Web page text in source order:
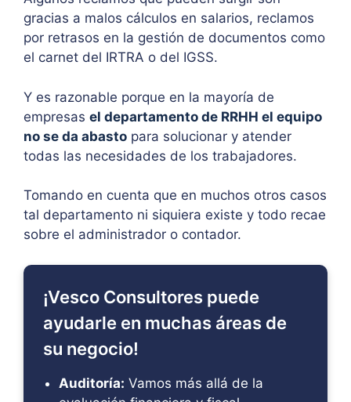
gracias a malos cálculos en salarios, reclamos
por retrasos en la gestión de documentos como
el carnet del IRTRA o del IGSS.
Y es razonable porque en la mayoría de
empresas el departamento de RRHH el equipo
no se da abasto para solucionar y atender
todas las necesidades de los trabajadores.
Tomando en cuenta que en muchos otros casos
tal departamento ni siquiera existe y todo recae
sobre el administrador o contador.
¡Vesco Consultores puede
ayudarle en muchas áreas de
su negocio!
Auditoría: Vamos más allá de la